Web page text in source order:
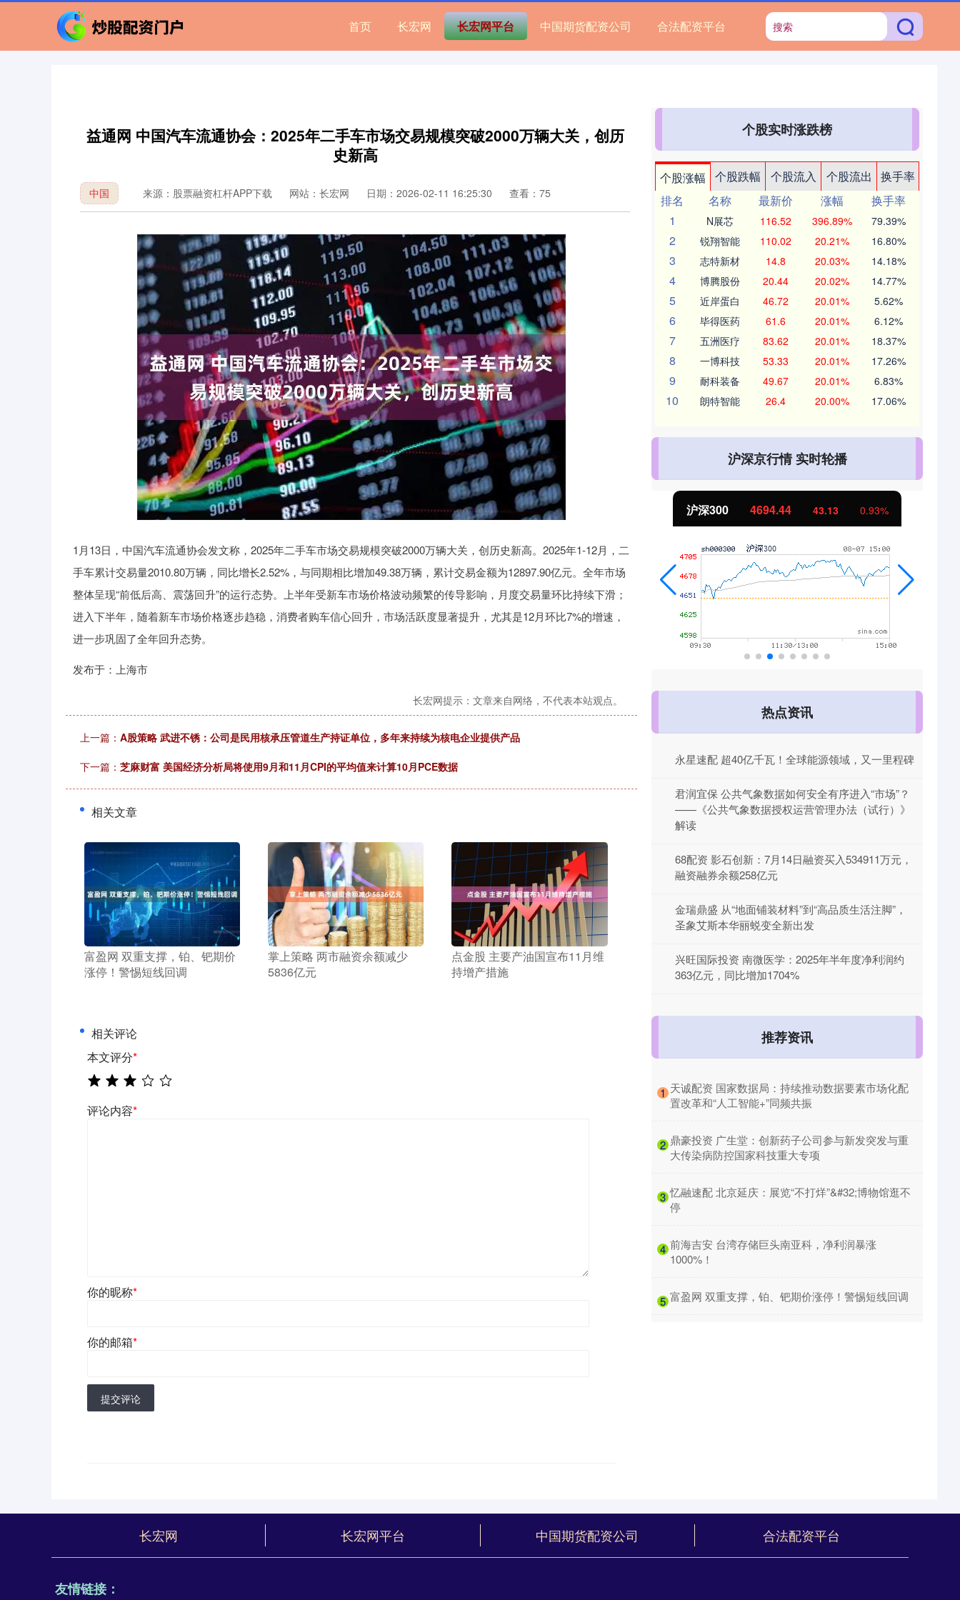
首页 长宏网 长宏网平台 中国期货配资公司 合法配资平台
益通网 中国汽车流通协会：2025年二手车市场交易规模突破2000万辆大关，创历
史新高
中国 来源：股票融资杠杆APP下载 网站：长宏网 日期：2026-02-11 16:25:30 查看：75
1月13日，中国汽车流通协会发文称，2025年二手车市场交易规模突破2000万辆大关，创历史新高。2025年1-12月，二
手车累计交易量2010.80万辆，同比增长2.52%，与同期相比增加49.38万辆，累计交易金额为12897.90亿元。全年市场
整体呈现“前低后高、震荡回升”的运行态势。上半年受新车市场价格波动频繁的传导影响，月度交易量环比持续下滑；
进入下半年，随着新车市场价格逐步趋稳，消费者购车信心回升，市场活跃度显著提升，尤其是12月环比7%的增速，
进一步巩固了全年回升态势。
发布于：上海市
长宏网提示：文章来自网络，不代表本站观点。
上一篇： A股策略 武进不锈：公司是民用核承压管道生产持证单位，多年来持续为核电企业提供产品
下一篇： 芝麻财富 美国经济分析局将使用9月和11月CPI的平均值来计算10月PCE数据
相关文章
​富盈网 双重支撑，铂、钯期价
涨停！警惕短线回调
​掌上策略 两市融资余额减少
5836亿元
​点金股 主要产油国宣布11月维
持增产措施
相关评论
本文评分*
评论内容*
你的昵称*
你的邮箱*
提交评论
个股实时涨跌榜
个股涨幅 个股跌幅 个股流入 个股流出
换手率
排名
名称 最新价 涨幅
换手率
1
N展芯 116.52 396.89% 79.39%
2 锐翔智能 110.02 20.21% 16.80%
3 志特新材 14.8 20.03% 14.18%
4 博腾股份 20.44 20.02% 14.77%
5 近岸蛋白 46.72 20.01% 5.62%
6 毕得医药 61.6 20.01% 6.12%
7 五洲医疗 83.62 20.01% 18.37%
8 一博科技 53.33 20.01% 17.26%
9 耐科装备 49.67 20.01% 6.83%
10 朗特智能 26.4 20.00% 17.06%
沪深京行情 实时轮播
深证成指 14311.01 200.89 1.42% 沪深300 4694.44 43.13 北证50 1134.24 11.37 1.01%
热点资讯
永星速配 超40亿千瓦！全球能源领域，又一里程碑
君润宜保 公共气象数据如何安全有序进入“市场”？
——《公共气象数据授权运营管理办法（试行）》
解读
68配资 影石创新：7月14日融资买入534911万元，
融资融券余额258亿元
金瑞鼎盛 从“地面铺装材料”到“高品质生活注脚”，
圣象艾斯本华丽蜕变全新出发
兴旺国际投资 南微医学：2025年半年度净利润约
363亿元，同比增加1704%
推荐资讯
1 ​天诚配资 国家数据局：持续推动数据要素市场化配
置改革和“人工智能+”同频共振
2 ​鼎豪投资 广生堂：创新药子公司参与新发突发与重
大传染病防控国家科技重大专项
3 ​忆融速配 北京延庆：展览“不打烊”&#32;博物馆逛不
停
4 ​前海吉安 台湾存储巨头南亚科，净利润暴涨
1000%！
5 ​富盈网 双重支撑，铂、钯期价涨停！警惕短线回调
长宏网 长宏网平台 中国期货配资公司 合法配资平台
友情链接：